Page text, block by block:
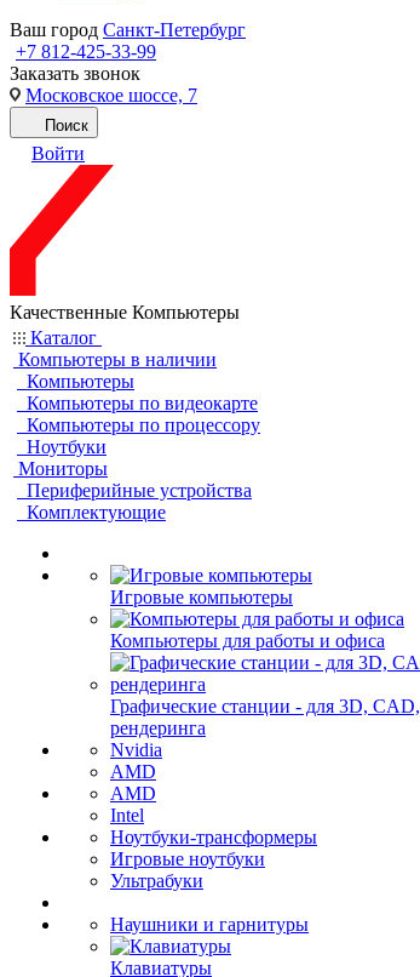
Ваш город Санкт-Петербург
+7 812-425-33-99
Заказать звонок
Московское шоссе, 7
Поиск
Войти
Качественные Компьютеры
Каталог
Компьютеры в наличии
Компьютеры
Компьютеры по видеокарте
Компьютеры по процессору
Ноутбуки
Мониторы
Периферийные устройства
Комплектующие
Игровые компьютеры
Компьютеры для работы и офиса
Графические станции - для 3D, CAD,
рендеринга
Nvidia
AMD
AMD
Intel
Ноутбуки-трансформеры
Игровые ноутбуки
Ультрабуки
Наушники и гарнитуры
Клавиатуры